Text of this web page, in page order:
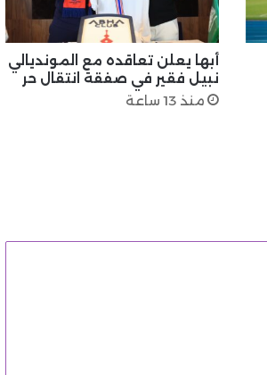
أبها يعلن تعاقده مع المونديالي
نبيل فقير في صفقة انتقال حر
منذ 13 ساعة